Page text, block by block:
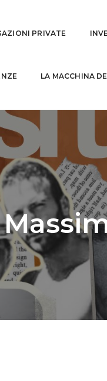
PRIVATE
LA MACCHINA